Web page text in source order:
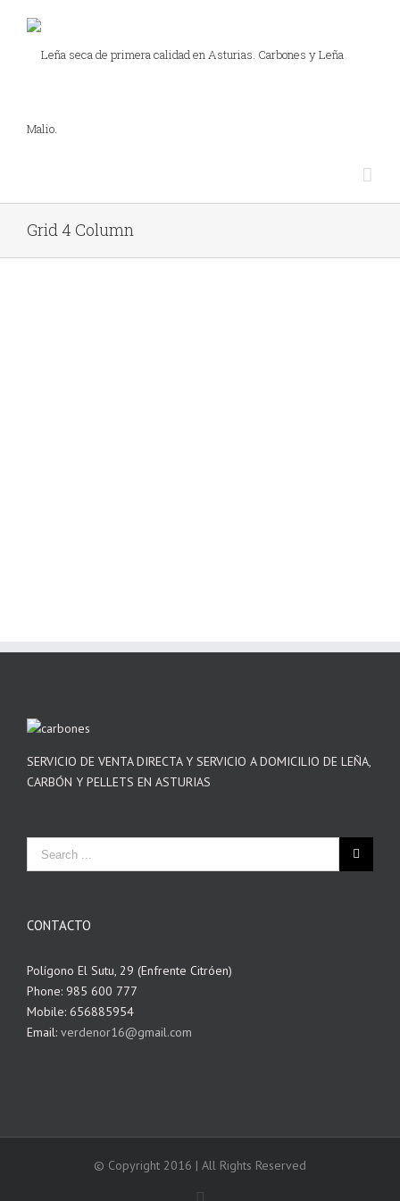
Grid 4 Column
SERVICIO DE VENTA DIRECTA Y SERVICIO A DOMICILIO DE LEÑA,
CARBÓN Y PELLETS EN ASTURIAS
CONTACTO
Polígono El Sutu, 29 (Enfrente Citróen)
Phone: 985 600 777
Mobile: 656885954
Email: verdenor16@gmail.com
© Copyright 2016 | All Rights Reserved